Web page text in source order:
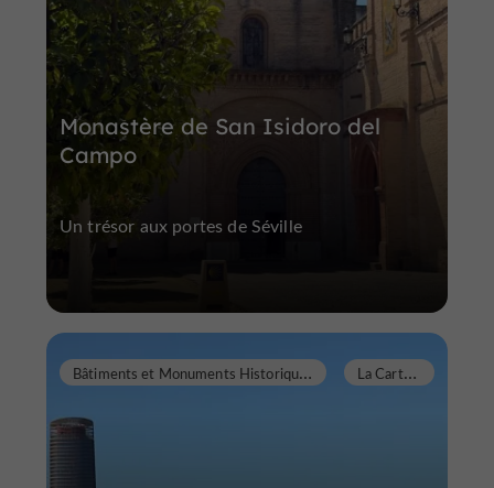
Monastère de San Isidoro del
Campo
Un trésor aux portes de Séville
B
âtiments et Monuments Historiques L
a Cartuja